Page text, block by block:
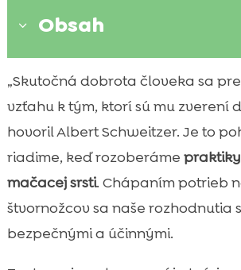
3 Obsah
 Prečo a kedy strihať
 Základná anatómia
 Výber náradia na bezpečné
 Príprava mačky a
 praktiky strihania mačacej
Bezpečnostné zásady pri
Riešenie zacuchanej srsti a
„Skutočná dobrota človeka sa
vzťahu k tým, ktorí sú mu zverení
hovoril Albert Schweitzer. Je to
riadime, keď rozoberáme
mačacej srsti. Chápaním potrieb
štvornožcov sa naše rozhodnutia
bezpečnými a účinnými.